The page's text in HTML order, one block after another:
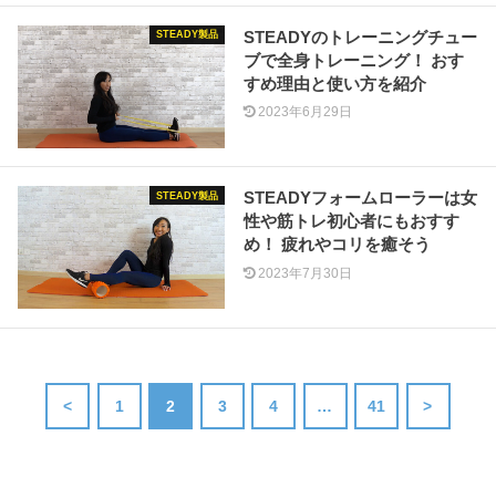
STEADY製品
STEADYのトレーニングチュー
ブで全身トレーニング！ おす
すめ理由と使い方を紹介
2023年6月29日
STEADY製品
STEADYフォームローラーは女
性や筋トレ初心者にもおすす
め！ 疲れやコリを癒そう
2023年7月30日
< 1 2 3 4 … 41 >